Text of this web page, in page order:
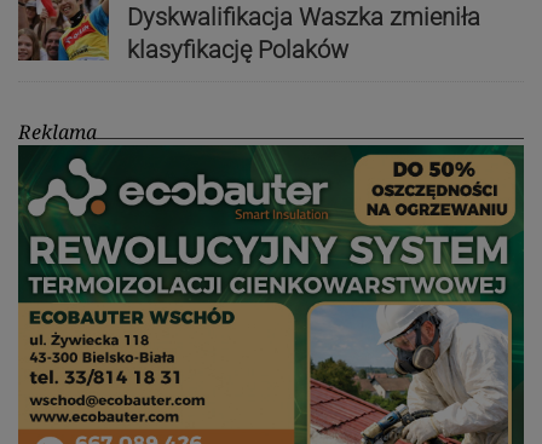
Dyskwalifikacja Waszka zmieniła
klasyfikację Polaków
Reklama